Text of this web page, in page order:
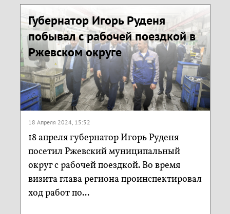
Губернатор Игорь Руденя
побывал с рабочей поездкой в
Ржевском округе
18 Апреля 2024, 15:52
18 апреля губернатор Игорь Руденя
посетил Ржевский муниципальный
округ с рабочей поездкой. Во время
визита глава региона проинспектировал
ход работ по...